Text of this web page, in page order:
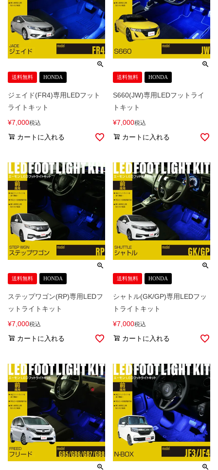
送料無料 HONDA
ジェイド(FR4)専用LEDフット
ライトキット
¥7,000税込
カートに入れる
送料無料 HONDA
S660(JW)専用LEDフットライ
トキット
¥7,000税込
カートに入れる
送料無料 HONDA
ステップワゴン(RP)専用LEDフ
ットライトキット
¥7,000税込
カートに入れる
送料無料 HONDA
シャトル(GK/GP)専用LEDフッ
トライトキット
¥7,000税込
カートに入れる